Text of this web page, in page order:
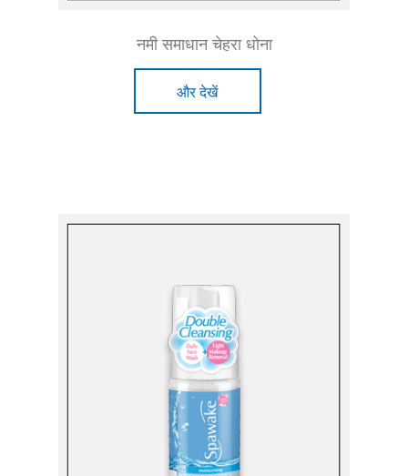
नमी समाधान चेहरा धोना
और देखें